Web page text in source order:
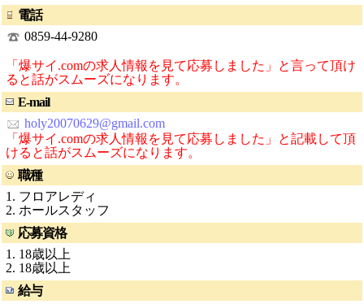
電話
0859-44-9280
「爆サイ.comの求人情報を見て応募しました」と言って頂け
ると話がスムーズになります。
E-mail
holy20070629@gmail.com
「爆サイ.comの求人情報を見て応募しました」と記載して頂
けると話がスムーズになります。
職種
1. フロアレディ
2. ホールスタッフ
応募資格
1. 18歳以上
2. 18歳以上
給与